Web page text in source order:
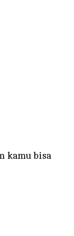
kamu bisa